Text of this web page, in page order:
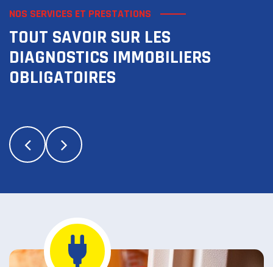
NOS SERVICES ET PRESTATIONS
TOUT SAVOIR SUR LES
DIAGNOSTICS IMMOBILIERS
OBLIGATOIRES